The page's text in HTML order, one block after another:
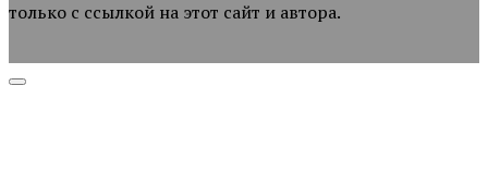
только с ссылкой на этот сайт и автора.